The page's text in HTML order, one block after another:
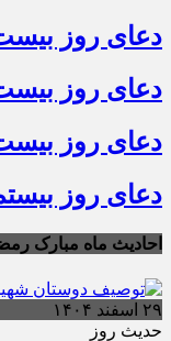
دعای روز
دعای روز
دعای روز
دعای روز
احادیث ماه مبارک
۲۹ اسفند ۱۴۰۴
حدیث روز